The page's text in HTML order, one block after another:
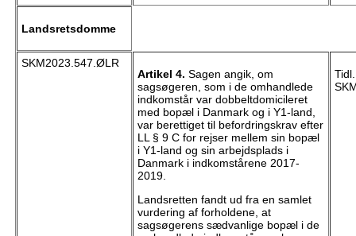
Landsretsdomme
SKM2023.547.ØLR
Artikel 4. Sagen angik, om
sagsøgeren, som i de omhandlede
indkomstår var dobbeltdomicileret
med bopæl i Danmark og i Y1-land,
var berettiget til befordringskrav efter
LL § 9 C for rejser mellem sin bopæl
i Y1-land og sin arbejdsplads i
Danmark i indkomstårene 2017-
2019.
Landsretten fandt ud fra en samlet
vurdering af forholdene, at
sagsøgerens sædvanlige bopæl i de